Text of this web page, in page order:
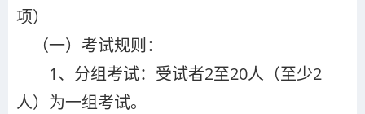
项）
（一）考试规则：
1、分组考试：受试者2至20人（至少2
人）为一组考试。